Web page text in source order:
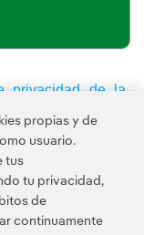
privacidad de la
ventana nueva.
y se aplican la
propias y de
usuario.
tus
tu privacidad,
de
continuamente